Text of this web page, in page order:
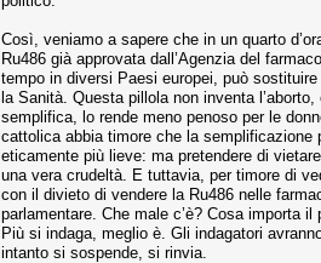
Così, veniamo a sapere che in un quarto
Ru486 già approvata dall’Agenzia del
tempo in diversi Paesi europei, può
la Sanità. Questa pillola non inventa
semplifica, lo rende meno penoso per le
cattolica abbia timore che la semplificazione
eticamente più lieve: ma pretendere di
una vera crudeltà. E tuttavia, per timore di
con il divieto di vendere la Ru486 nelle
parlamentare. Che male c’è? Cosa importa
Più si indaga, meglio è. Gli indagatori
intanto si sospende, si rinvia.